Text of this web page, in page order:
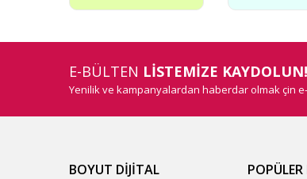
E-BÜLTEN LİSTEMİZE KAYDOLUN!
Yenilik ve kampanyalardan haberdar olmak çin
BOYUT DİJİTAL